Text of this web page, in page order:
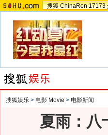
搜狐 ChinaRen 17173
搜狐娱乐 > 电影 Movie > 电影新闻
夏雨：八